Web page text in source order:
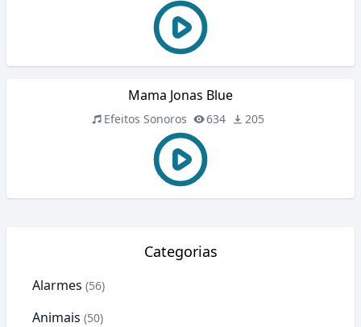
Mama Jonas Blue
Efeitos Sonoros 634 205
Categorias
Alarmes (56)
Animais (50)